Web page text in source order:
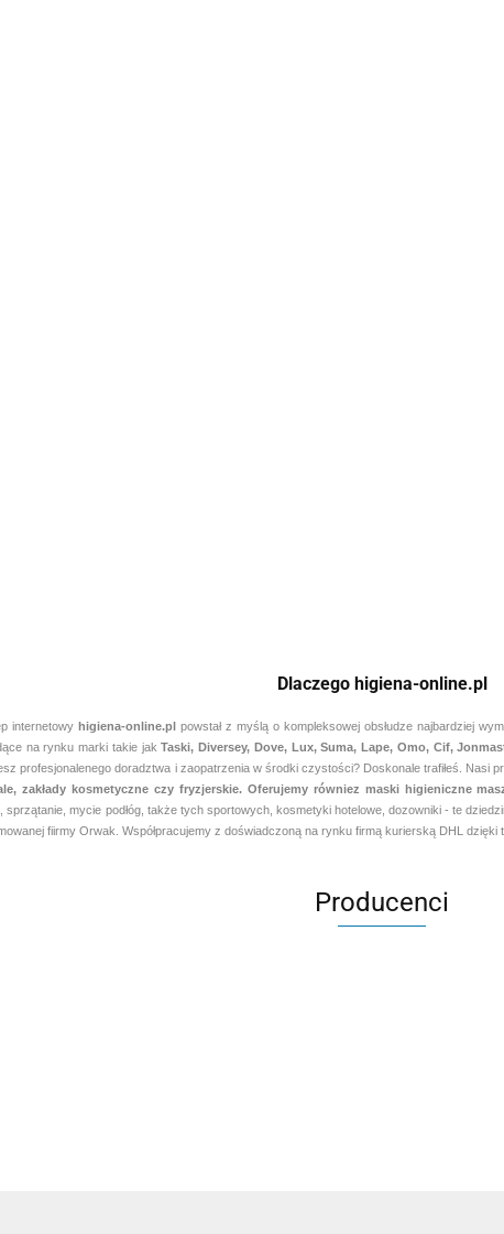
Dlaczego higiena-online.pl
internetowy higiena-online.pl powstał z myślą o kompleksowej obsłudze najbardziej
na rynku marki takie jakTaski, Diversey, Dove, Lux, Suma, Lape, Omo, Cif,
profesjonalenego doradztwa i zaopatrzenia w środki czystości? Doskonale trafiłeś. Nasi
zakłady kosmetyczne czy fryzjerskie. Oferujemy równiez maski higieniczne
sprzątanie, mycie podłóg, także tych sportowych, kosmetyki hotelowe, dozowniki - te
fiirmy Orwak. Współpracujemy z doświadczoną na rynku firmą kurierską DHL dzięki
Producenci